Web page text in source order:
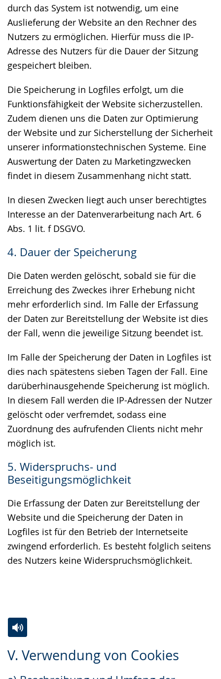
durch das System ist notwendig, um eine
Auslieferung der Website an den Rechner des
Nutzers zu ermöglichen. Hierfür muss die IP-
Adresse des Nutzers für die Dauer der Sitzung
gespeichert bleiben.
Die Speicherung in Logfiles erfolgt, um die
Funktionsfähigkeit der Website sicherzustellen.
Zudem dienen uns die Daten zur Optimierung
der Website und zur Sicherstellung der Sicherheit
unserer informationstechnischen Systeme. Eine
Auswertung der Daten zu Marketingzwecken
findet in diesem Zusammenhang nicht statt.
In diesen Zwecken liegt auch unser berechtigtes
Interesse an der Datenverarbeitung nach Art. 6
Abs. 1 lit. f DSGVO.
4. Dauer der Speicherung
Die Daten werden gelöscht, sobald sie für die
Erreichung des Zweckes ihrer Erhebung nicht
mehr erforderlich sind. Im Falle der Erfassung
der Daten zur Bereitstellung der Website ist dies
der Fall, wenn die jeweilige Sitzung beendet ist.
Im Falle der Speicherung der Daten in Logfiles ist
dies nach spätestens sieben Tagen der Fall. Eine
darüberhinausgehende Speicherung ist möglich.
In diesem Fall werden die IP-Adressen der Nutzer
gelöscht oder verfremdet, sodass eine
Zuordnung des aufrufenden Clients nicht mehr
möglich ist.
5. Widerspruchs- und
Beseitigungsmöglichkeit
Die Erfassung der Daten zur Bereitstellung der
Website und die Speicherung der Daten in
Logfiles ist für den Betrieb der Internetseite
zwingend erforderlich. Es besteht folglich seitens
des Nutzers keine Widerspruchsmöglichkeit.
V. Verwendung von Cookies
Leichten
Audio-
Video